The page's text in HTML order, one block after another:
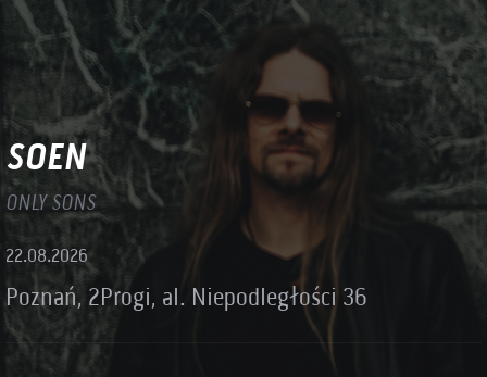
SOEN
ONLY SONS
22.08.2026
Poznań, 2Progi, al. Niepodległości 36